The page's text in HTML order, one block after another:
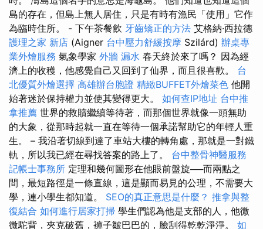
島的存在，但島上無人居住，只是有時有漁民「使用」它作
為臨時住所。 - 下午茶餐飲 牙齒矯正的方法 艾格納·西拉德
護理之家 新店 (Aigner 台中壓力舒緩按摩 Szilárd) 辦桌專
業外燴服務 氣象學家 外牆 漏水 春天終於來了嗎？ 因為經
濟上的收穫，他感覺自己又回到了仙界，而且很喜歡。 台
北優質外燴選擇 高雄辦台胞證 精緻BUFFET外燴菜色 他開
始著迷於保持權力並使其變得更大。 如何查IP地址 台中推
拿推薦 世界的救贖繼續等待著，而那個世界就像一頭無助
的大象，從那時起就一直在等待一個承諾幫助它的年輕人重
生。 – 我沿著切線到達了車站大樓的轉角處，那就是一對鐵
軌，所以我已經在尋找答案的路上了。 台中整骨神醫服務
記帳士事務所 定理和幾何圖形在他眼前盤旋──而兩點之
間，最短路徑是一條直線，這是顯而易見的公理，不需要大
學，連小學生都知道。 SEO的真正意思是什麼？ 推拿與整
復結合 如何進行居家打掃 學生們認為他是支部的人，他微
微駝背，夾克破舊，褲子皺巴巴的，臉刮得乾乾淨淨。 如